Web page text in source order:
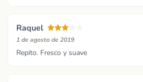
Raquel
1 de agosto de 2019
Repito. Fresco y suave